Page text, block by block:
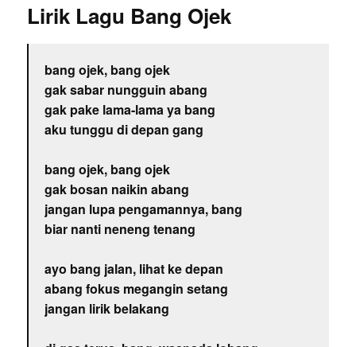
Lirik Lagu Bang Ojek
bang ojek, bang ojek
gak sabar nungguin abang
gak pake lama-lama ya bang
aku tunggu di depan gang
bang ojek, bang ojek
gak bosan naikin abang
jangan lupa pengamannya, bang
biar nanti neneng tenang
ayo bang jalan, lihat ke depan
abang fokus megangin setang
jangan lirik belakang